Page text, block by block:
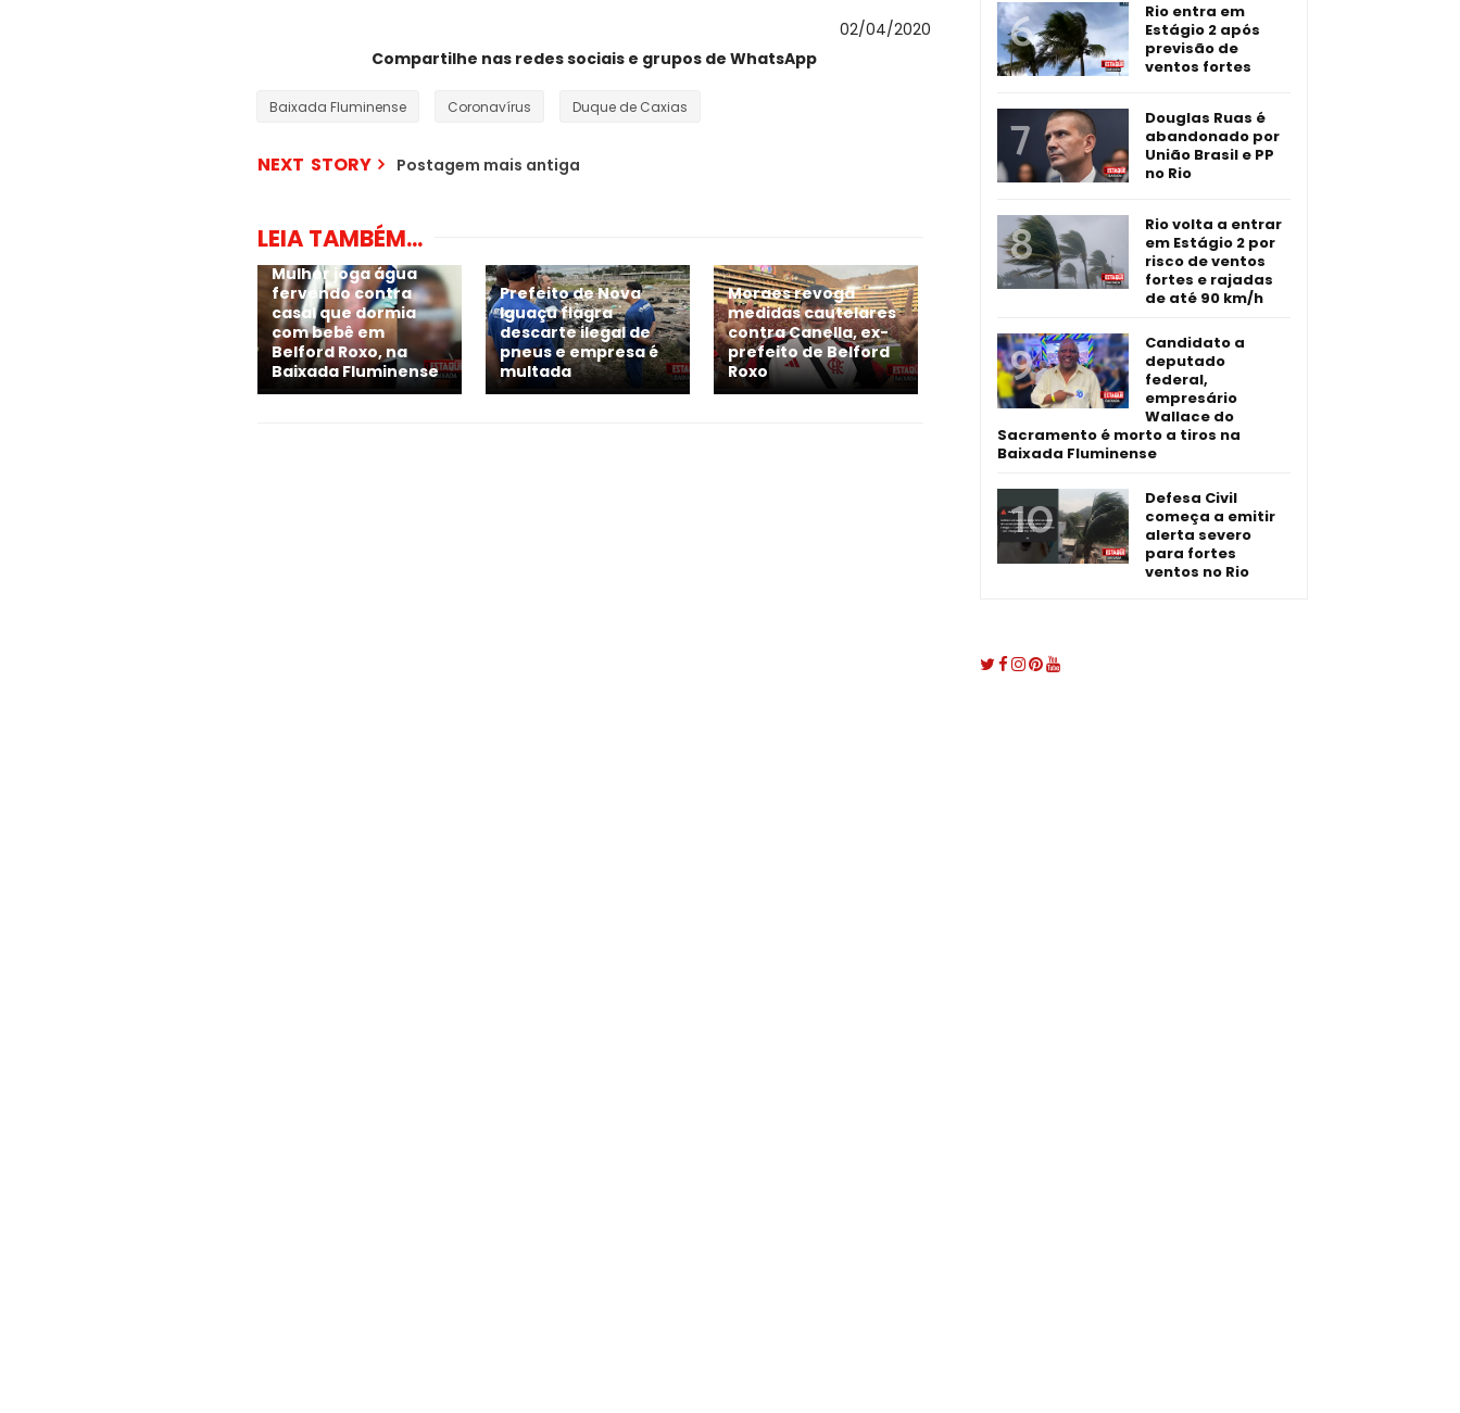
02/04/2020
Compartilhe nas redes sociais e grupos de WhatsApp
Baixada Fluminense Coronavírus Duque de Caxias
NEXT STORY Postagem mais antiga
LEIA TAMBÉM...
Mulher joga água
fervendo contra
casal que dormia
com bebê em
Belford Roxo, na
Baixada Fluminense
Prefeito de Nova
Iguaçu flagra
descarte ilegal de
pneus e empresa é
multada
Moraes revoga
medidas cautelares
contra Canella, ex-
prefeito de Belford
Roxo
Rio entra em
Estágio 2 após
previsão de
ventos fortes
Douglas Ruas é
abandonado por
União Brasil e PP
no Rio
Rio volta a entrar
em Estágio 2 por
risco de ventos
fortes e rajadas
de até 90 km/h
Candidato a
deputado
federal,
empresário
Wallace do
Sacramento é morto a tiros na
Baixada Fluminense
Defesa Civil
começa a emitir
alerta severo
para fortes
ventos no Rio